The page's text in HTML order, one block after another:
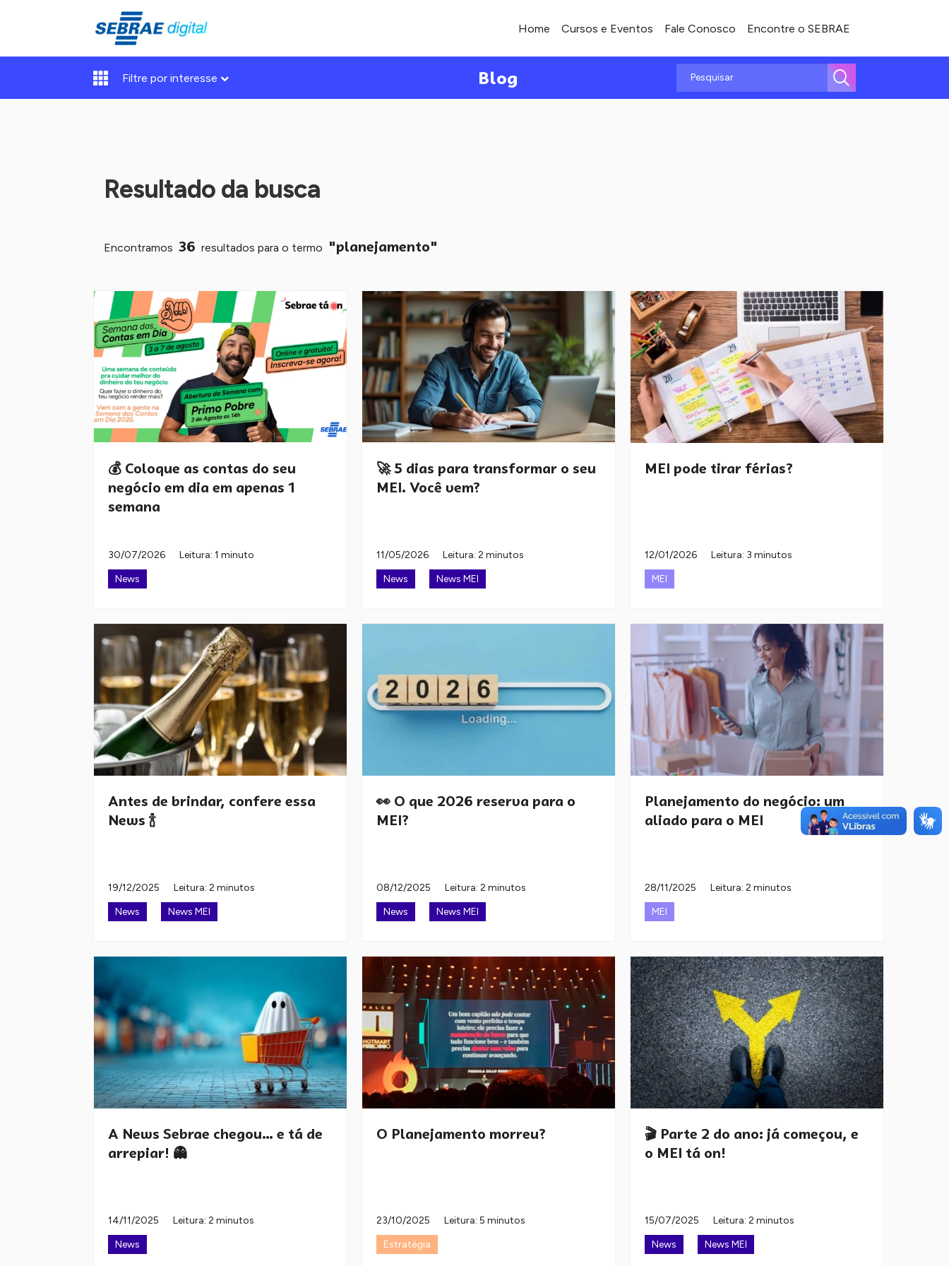
Home Cursos e Eventos Fale Conosco Encontre o SEBRAE
Filtre por interesse Blog
Resultado da busca
Encontramos 36 resultados para o termo "planejamento"
💰 Coloque as contas do seu
negócio em dia em apenas 1
semana
30/07/2026
Leitura: 1 minuto
News
🚀 5 dias para transformar o seu
MEI. Você vem?
11/05/2026
Leitura: 2 minutos
News
News MEI
MEI pode tirar férias?
12/01/2026
Leitura: 3 minutos
MEI
Antes de brindar, confere essa
News 🍾
19/12/2025
Leitura: 2 minutos
News
News MEI
👀 O que 2026 reserva para o
MEI?
08/12/2025
Leitura: 2 minutos
News
News MEI
Planejamento do negócio: um
aliado para o MEI
28/11/2025
Leitura: 2 minutos
MEI
A News Sebrae chegou… e tá de
arrepiar! 👻
14/11/2025
Leitura: 2 minutos
News
O Planejamento morreu?
23/10/2025
Leitura: 5 minutos
Estratégia
🎬 Parte 2 do ano: já começou, e
o MEI tá on!
15/07/2025
Leitura: 2 minutos
News
News MEI